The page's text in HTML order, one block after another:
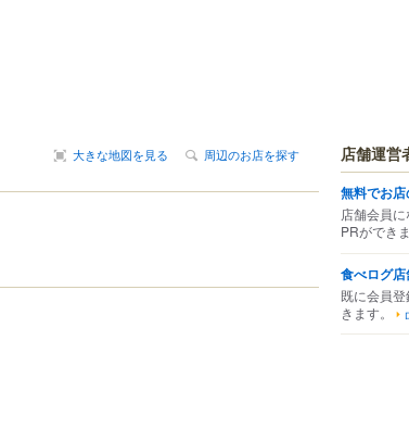
大きな地図を見る 周辺のお店を探す 店舗運営
無料でお店
店舗会員
PRができま
食べログ
既に会員
きます。